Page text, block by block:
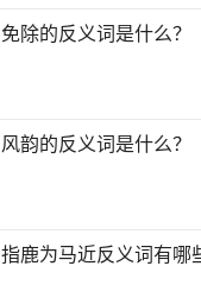
免除的反义词是什么？
风韵的反义词是什么？
指鹿为马近反义词有哪